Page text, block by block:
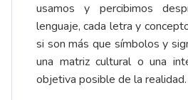
usamos y percibimos
lenguaje, cada letra y
si son más que símbolos y
una matriz cultural o una
objetiva posible de la realidad.